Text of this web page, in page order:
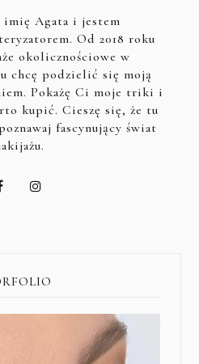
imię Agata i jestem
Od 2018 roku
okolicznościowe w
chcę podzielić się moją
Pokażę Ci moje triki i
kupić. Cieszę się, że tu
fascynujący świat